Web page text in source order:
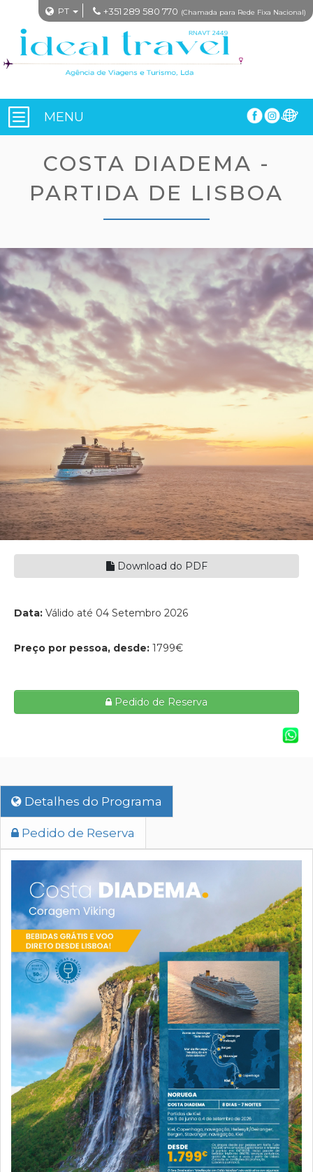
PT +351 289 580 770 (Chamada para Rede Fixa Nacional)
MENU
COSTA DIADEMA -
PARTIDA DE LISBOA
Download do PDF
Data: Válido até 04 Setembro 2026
Preço por pessoa, desde: 1799€
Pedido de Reserva
Detalhes do Programa
Pedido de Reserva